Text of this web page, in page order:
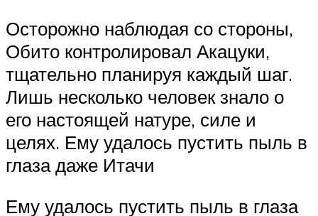
Осторожно наблюдая со стороны,
Обито контролировал Акацуки,
тщательно планируя каждый шаг.
Лишь несколько человек знало о
его настоящей натуре, силе и
целях. Ему удалось пустить пыль в
глаза даже Итачи
Ему удалось пустить пыль в глаза